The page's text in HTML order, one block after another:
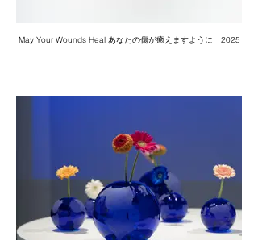
May Your Wounds Heal あなたの傷が癒えますように 2025